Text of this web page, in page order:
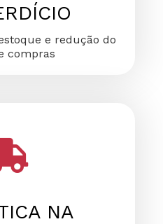
e redução do
compras
NA